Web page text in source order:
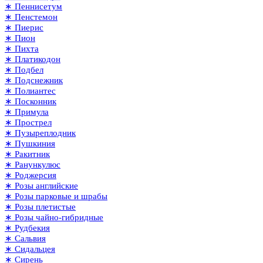
∗ Пеннисетум
∗ Пенстемон
∗ Пиерис
∗ Пион
∗ Пихта
∗ Платикодон
∗ Подбел
∗ Подснежник
∗ Полиантес
∗ Посконник
∗ Примула
∗ Прострел
∗ Пузыреплодник
∗ Пушкиния
∗ Ракитник
∗ Ранункулюс
∗ Роджерсия
∗ Розы английские
∗ Розы парковые и шрабы
∗ Розы плетистые
∗ Розы чайно-гибридные
∗ Рудбекия
∗ Сальвия
∗ Сидальцея
∗ Сирень